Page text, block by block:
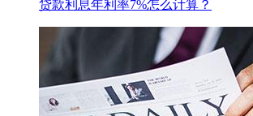
贷款利息年利率7%怎么计算？